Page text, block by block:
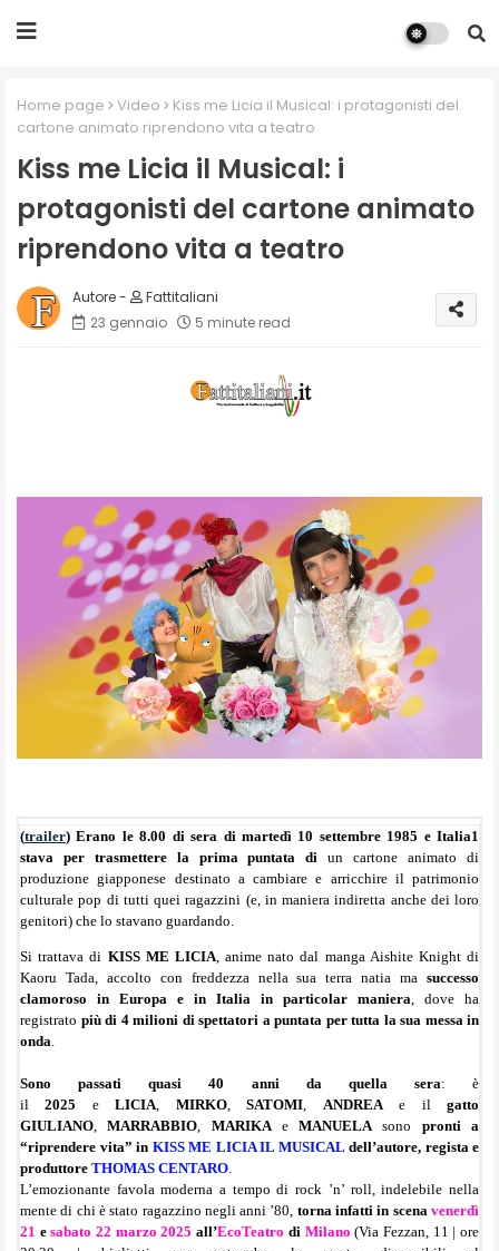
Home page Video
Kiss me Licia il Musical: i protagonisti del
cartone animato riprendono vita a teatro
Kiss me Licia il Musical: i
protagonisti del cartone animato
riprendono vita a teatro
Fattitaliani
23 gennaio
5 minute read
(trailer) Erano le 8.00 di sera di martedì 10 settembre 1985 e Italia1
stava per trasmettere la prima puntata di un cartone animato di
produzione giapponese destinato a cambiare e arricchire il patrimonio
culturale pop di tutti quei ragazzini (e, in maniera indiretta anche dei loro
genitori) che lo stavano guardando.
Si trattava di KISS ME LICIA, anime nato dal manga Aishite Knight di
Kaoru Tada, accolto con freddezza nella sua terra natia ma successo
clamoroso in Europa e in Italia in particolar maniera, dove ha
registrato più di 4 milioni di spettatori a puntata per tutta la sua messa in
onda.
Sono passati quasi 40 anni da quella sera: è
il2025 eLICIA, MIRKO,SATOMI, ANDREAe ilgatto
GIULIANO,MARRABBIO, MARIKAeMANUELAsono pronti a
“riprendere vita” in KISS ME LICIA IL MUSICAL dell’autore, regista e
produttore THOMAS CENTARO.
L’emozionante favola moderna a tempo di rock ’n’ roll, indelebile nella
mente di chi è stato ragazzino negli anni ’80, torna infatti in scenavenerdì
21 esabato 22 marzo 2025all’EcoTeatro diMilano (Via Fezzan, 11 | ore